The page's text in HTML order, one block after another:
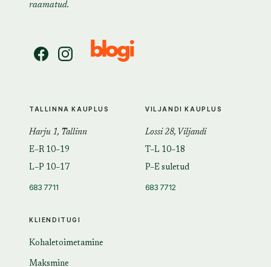
raamatud.
KLIENDITUGI
Kohaletoimetamine
Maksmine
TALLINNA KAUPLUS
Harju 1, Tallinn
E–R 10–19
L–P 10–17
683 7711
VILJANDI KAUPLUS
Lossi 28, Viljandi
T–L 10–18
P–E suletud
683 7712